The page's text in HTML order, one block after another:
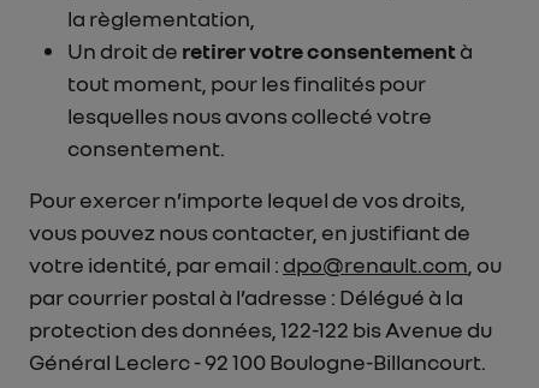
la règlementation,
Un droit de retirer votre consentementà
tout moment, pour les finalités pour
lesquelles nous avons collecté votre
consentement.
Pour exercer n’importe lequel de vos droits,
vous pouvez nous contacter, en justifiant de
votre identité, par email : dpo@renault.com , ou
par courrier postal à l’adresse : Délégué à la
protection des données, 122-122 bis Avenue du
Général Leclerc - 92 100 Boulogne-Billancourt.